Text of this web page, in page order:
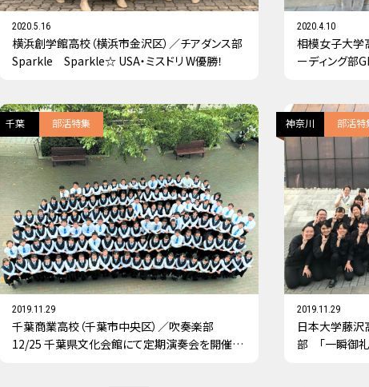
2020.5.16
横浜創学館高校（横浜市金沢区）／チアダンス部
Sparkle Sparkle☆ USA・ミスドリ W優勝！
2020.4.10
相模女子大学
ーディング部
千葉 部活特集
2019.11.29
千葉商業高校（千葉市中央区）／吹奏楽部
12/25 千葉県文化会館にて定期演奏会を開催し
神奈川 部活特
2019.11.29
日本大学藤沢
部 「一瞬御